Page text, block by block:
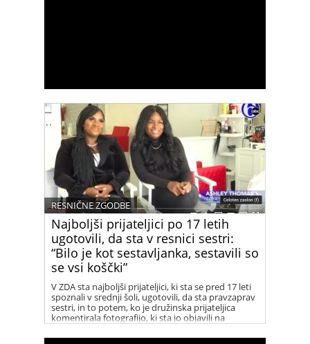
Najboljši prijateljici po 17 letih
ugotovili, da sta v resnici sestri:
“Bilo je kot sestavljanka, sestavili so
se vsi koščki”
RESNIČNE ZGODBE
V ZDA sta najboljši prijateljici, ki sta se pred 17 leti
spoznali v srednji šoli, ugotovili, da sta pravzaprav
sestri, in to potem, ko je družinska prijateljica
komentirala fotografijo, ki sta jo objavili na
Facebooku.